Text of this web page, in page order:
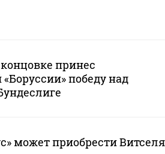
принес
победу над
может приобрести Витселя